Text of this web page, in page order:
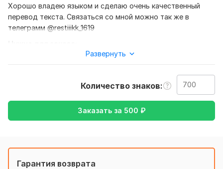
Хорошо владею языком и сделаю очень качественный
перевод текста. Связаться со мной можно так же в
телеграмм @restiiikk_1619
Ожидаю от вас текст, а так же уточнение моей работы —
Интернет и технологии,
Кулинария,
Культура и искусство,Медицина и здоровье
с Русского на Английский
Объем услуги в кворке:
Развернуть
Количество знаков
Заказать за 500 ₽
Гарантия возврата